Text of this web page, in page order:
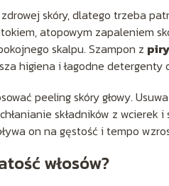
skóry, dlatego trzeba
atopowym zapaleniem
skalpu. Szampon z
higiena i łagodne detergenty
peeling skóry głowy.
składników z
on na gęstość i tempo
włosów?